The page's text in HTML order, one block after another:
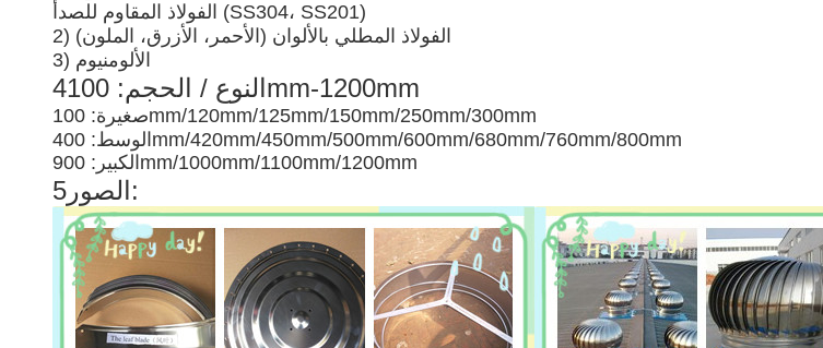
الفولاذ المقاوم للصدأ (SS304، SS201)
2) الفولاذ المطلي بالألوان (الأحمر، الأزرق، الملون)
3) الألومنيوم
4النوع / الحجم: 100mm-1200mm
صغيرة: 100mm/120mm/125mm/150mm/250mm/300mm
الوسط: 400mm/420mm/450mm/500mm/600mm/680mm/760mm/800mm
الكبير: 900mm/1000mm/1100mm/1200mm
5الصور: